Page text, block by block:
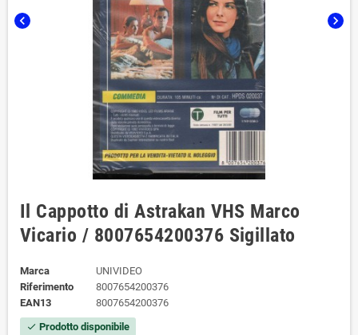
chevron_left chevron_right
Il Cappotto di Astrakan VHS Marco
Vicario / 8007654200376 Sigillato
Marca
UNIVIDEO
Riferimento
8007654200376
EAN13
8007654200376
check Prodotto disponibile